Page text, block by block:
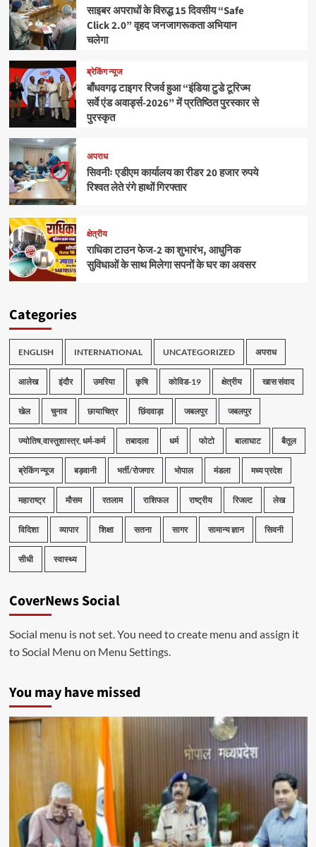
साइबर अपराधों के विरुद्ध 15 दिवसीय “Safe
Click 2.0” वृहद जनजागरूकता अभियान
चलेगा
ब्रेकिंग न्यूज
बाँधवगढ़ टाइगर रिजर्व हुआ “इंडिया टुडे टूरिज्म
सर्वे एंड अवार्ड्स-2026” में प्रतिष्ठित पुरस्कार से
पुरस्कृत
अपराध
सिवनीः एडीएम कार्यालय का रीडर 20 हजार रुपये
रिश्वत लेते रंगे हाथों गिरफ्तार
क्षेत्रीय
राधिका टाउन फेज-2 का शुभारंभ, आधुनिक
सुविधाओं के साथ मिलेगा सपनों के घर का अवसर
Categories
ENGLISH INTERNATIONAL UNCATEGORIZED अपराध
आलेख इंदौर उमरिया कृषि कोविड-19 क्षेत्रीय खास संवाद
खेल चुनाव छायाचित्र छिंदवाड़ा जबलपुर जबलपुर
ज्योतिष,वास्तुशास्त्र, धर्म-कर्म तबादला धर्म फोटो बालाघाट बैतूल
ब्रेकिंग न्यूज बड़वानी भर्ती/रोजगार भोपाल मंडला मध्य प्रदेश
महाराष्ट्र मौसम रतलाम राशिफल राष्ट्रीय रिजल्ट लेख
विदिशा व्यापार शिक्षा सतना सागर सामान्य ज्ञान सिवनी
सीधी स्वास्थ्य
CoverNews Social
Social menu is not set. You need to create menu and assign it
to Social Menu on Menu Settings.
You may have missed